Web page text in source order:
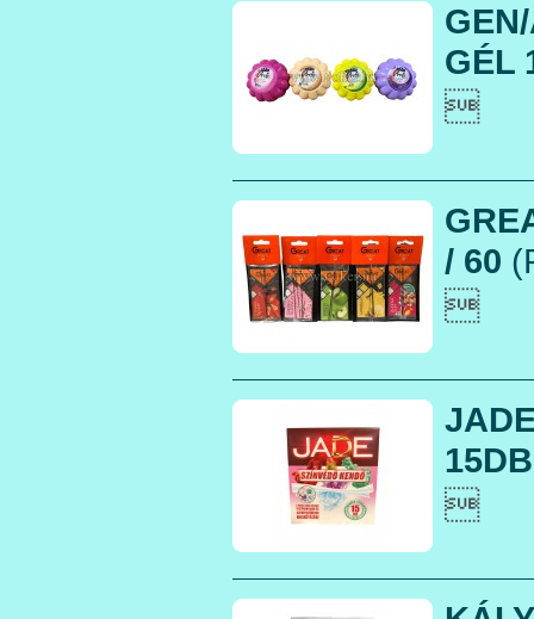
GÉL

/ 60

